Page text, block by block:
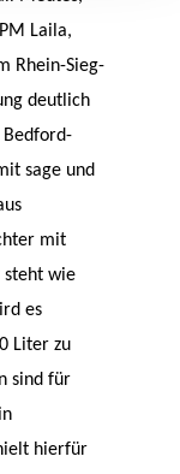
Laila,
Rhein-Sieg-
deutlich
Bedford-
sage und
mit
steht wie
es
Liter zu
sind für
hierfür